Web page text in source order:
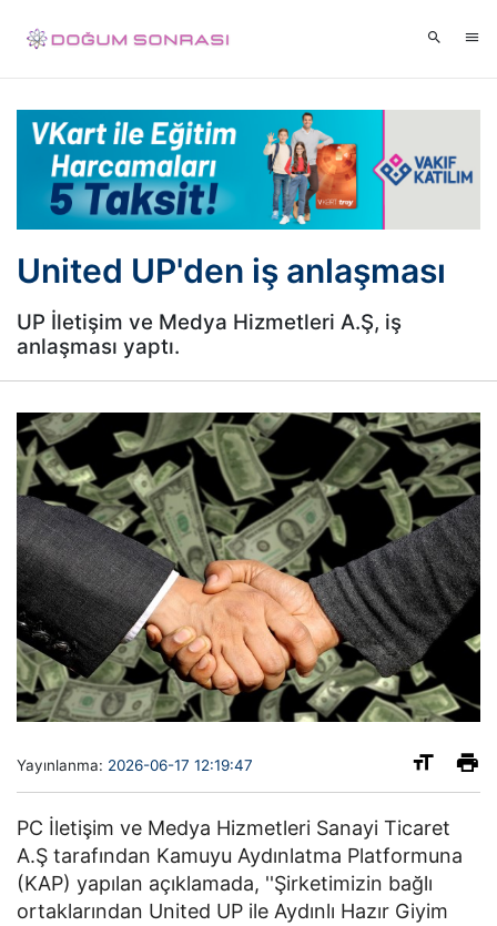
United UP'den iş anlaşması
UP İletişim ve Medya Hizmetleri A.Ş, iş
anlaşması yaptı.
Yayınlanma: 2026-06-17 12:19:47
PC İletişim ve Medya Hizmetleri Sanayi Ticaret
A.Ş tarafından Kamuyu Aydınlatma Platformuna
(KAP) yapılan açıklamada, ''Şirketimizin bağlı
ortaklarından United UP ile Aydınlı Hazır Giyim